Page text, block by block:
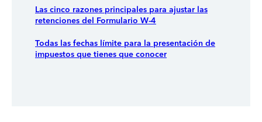
Las cinco razones principales para ajustar las
retenciones del Formulario W-4
Todas las fechas límite para la presentación de
impuestos que tienes que conocer